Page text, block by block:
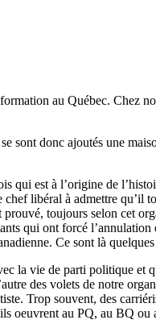
au Québec. Chez
sont donc ajoutés une
qui est à l’origine de
libéral à admettre qu’il
toujours selon cet
qui ont forcé
Ce sont là
la vie de parti politique et
des volets de notre
Trop souvent, des
oeuvrent au PQ, au BQ ou